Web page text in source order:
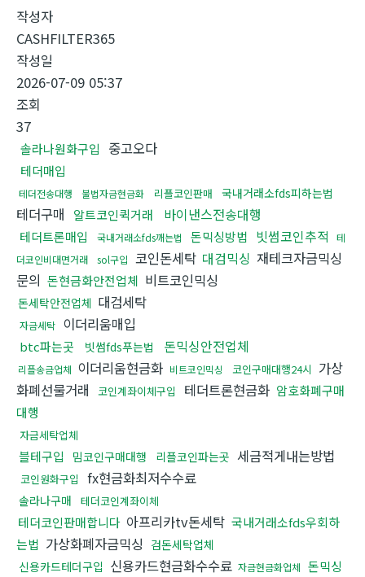
작성자
CASHFILTER365
작성일
2026-07-09 05:37
조회
37
솔라나원화구입 중고오다
테더매입
테더전송대행 불법자금현금화 리플코인판매 국내거래소fds피하는법
테더구매 알트코인퀵거래 바이낸스전송대행
테더트론매입 국내거래소fds깨는법 돈믹싱방법 빗썸코인추적
테
더코인비대면거래
sol구입 코인돈세탁 대검믹싱 재테크자금믹싱
문의 돈현금화안전업체 비트코인믹싱
돈세탁안전업체 대검세탁
자금세탁 이더리움매입
btc파는곳 빗썸fds푸는법 돈믹싱안전업체
리플송금업체 이더리움현금화 비트코인믹싱 코인구매대행24시 가상
화폐선물거래
코인계좌이체구입 테더트론현금화 암호화폐구매
대행
자금세탁업체
블테구입 밈코인구매대행 리플코인파는곳 세금적게내는방법
코인원화구입 fx현금화최저수수료
솔라나구매 테더코인계좌이체
테더코인판매합니다 아프리카tv돈세탁 국내거래소fds우회하
는법 가상화폐자금믹싱 검돈세탁업체
신용카드테더구입 신용카드현금화수수료 자금현금화업체 돈믹싱